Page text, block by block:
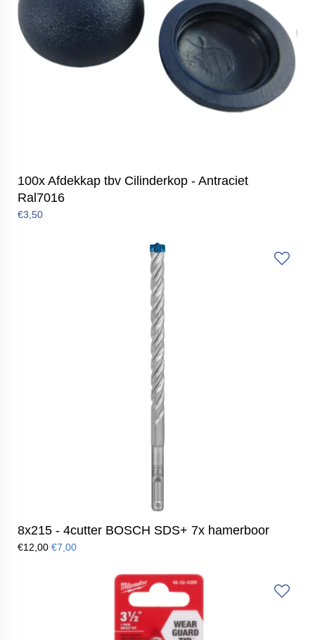
100x Afdekkap tbv Cilinderkop - Antraciet
Ral7016
€3,50
8x215 - 4cutter BOSCH SDS+ 7x hamerboor
€12,00 €7,00